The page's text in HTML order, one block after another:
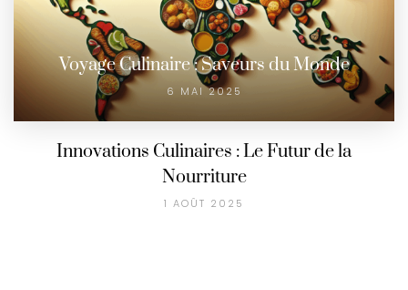
Voyage Culinaire : Saveurs du Monde
6 MAI 2025
Innovations Culinaires : Le Futur de la
Nourriture
1 AOÛT 2025